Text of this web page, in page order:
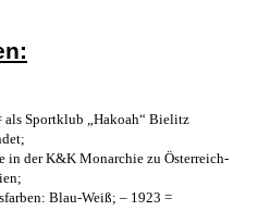
als Sportklub „Hakoah“ Bielitz
in der K&K Monarchie zu Österreich-
Blau-Weiß; – 1923 =